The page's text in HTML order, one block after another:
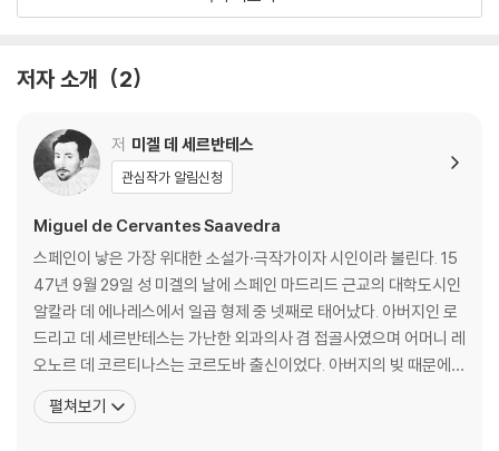
저자 소개 2
저 미겔 데 세르반테스
관심작가 알림신청
Miguel de Cervantes Saavedra
스페인이 낳은 가장 위대한 소설가·극작가이자 시인이라 불린다. 15
47년 9월 29일 성 미겔의 날에 스페인 마드리드 근교의 대학도시인
알칼라 데 에나레스에서 일곱 형제 중 넷째로 태어났다. 아버지인 로
드리고 데 세르반테스는 가난한 외과의사 겸 접골사였으며 어머니 레
오노르 데 코르티나스는 코르도바 출신이었다. 아버지의 빚 때문에
몇 달간 투옥되었던 세르반테스는 19세가 되던 해 유명한 에라스무
스주의자 후안 로페스 데 오요스가 교장으로 있는 학교에 들어가고, 1
펼쳐보기